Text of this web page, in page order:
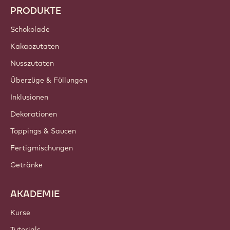
Trends & Inspiration
Nachhaltigkeit
Über uns
Barry Callebaut Group
Kontakt
Newsletter
Wo kaufen?
Nusszutaten
Überzüge & Füllungen
Inklusionen